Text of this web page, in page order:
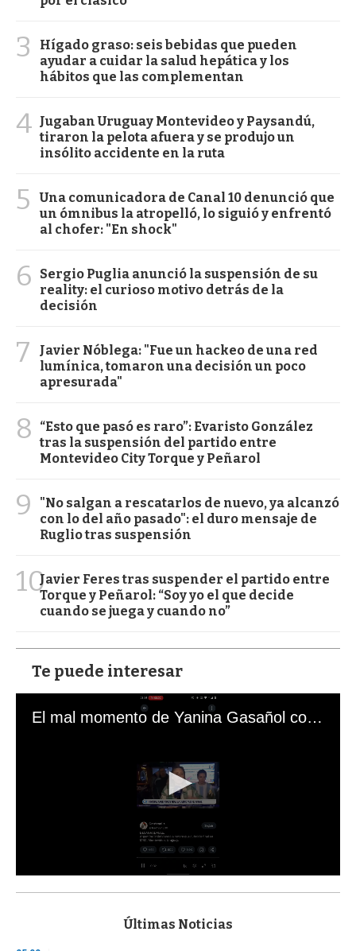
3
Hígado graso: seis bebidas que pueden
ayudar a cuidar la salud hepática y los
hábitos que las complementan
4 Jugaban Uruguay Montevideo y Paysandú,
tiraron la pelota afuera y se produjo un
insólito accidente en la ruta
5
Una comunicadora de Canal 10 denunció que
un ómnibus la atropelló, lo siguió y enfrentó
al chofer: "En shock"
6
Sergio Puglia anunció la suspensión de su
reality: el curioso motivo detrás de la
decisión
7
Javier Nóblega: "Fue un hackeo de una red
lumínica, tomaron una decisión un poco
apresurada"
8
“Esto que pasó es raro”: Evaristo González
tras la suspensión del partido entre
Montevideo City Torque y Peñarol
9
"No salgan a rescatarlos de nuevo, ya alcanzó
con lo del año pasado": el duro mensaje de
Ruglio tras suspensión
10Javier Feres tras suspender el partido entre
Torque y Peñarol: “Soy yo el que decide
cuando se juega y cuando no”
Te puede interesar
El mal momento de Yanina Gasañol con un hincha argentino en "Subrayado"
s
Últimas Noticias